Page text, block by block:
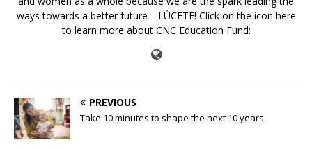
ways towards a better future—LÚCETE! Click on the icon here
to learn more about CNC Education Fund:
PREVIOUS
Take 10 minutes to shape the next 10 years